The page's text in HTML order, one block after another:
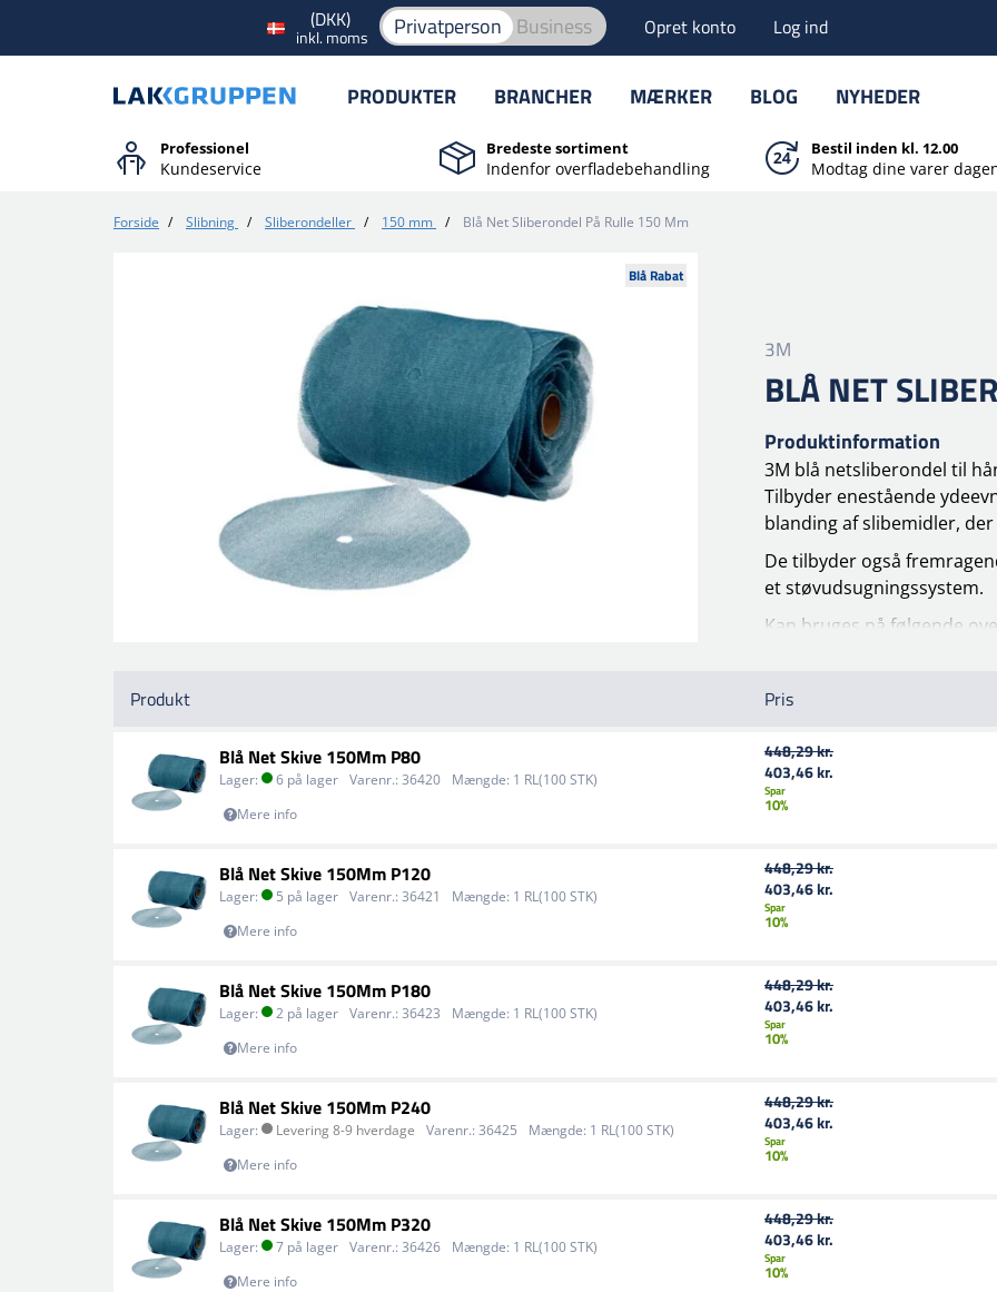
(DKK)
inkl. moms Privatperson Business Opret konto Log ind
PRODUKTER BRANCHER MÆRKER BLOG NYHEDER
Professionel
Kundeservice
Bredeste sortiment
Indenfor overfladebehandling
Bestil inden kl. 12.00
Modtag dine varer
Forside / Slibning / Sliberondeller / 150 mm / Blå Net Sliberondel På Rulle 150 Mm
Blå Rabat
3M
BLÅ NET
Produktinformation
3M blå netsliberondel til
Tilbyder enestående
blanding af slibemidler,
De tilbyder også
et støvudsugningssystem.
Kan bruges på følgende
Maling
kompositmateriale, Blødt
Produkt Pris
Blå Net Skive 150Mm P80
Lager: 6 på lager Varenr.: 36420 Mængde: 1 RL(100 STK)
Mere info
448,29 kr.
403,46 kr.
Spar
10%
Blå Net Skive 150Mm P120
Lager: 5 på lager Varenr.: 36421 Mængde: 1 RL(100 STK)
Mere info
448,29 kr.
403,46 kr.
Spar
10%
Blå Net Skive 150Mm P180
Lager: 2 på lager Varenr.: 36423 Mængde: 1 RL(100 STK)
Mere info
448,29 kr.
403,46 kr.
Spar
10%
Blå Net Skive 150Mm P240
Lager: Levering 8-9 hverdage Varenr.: 36425 Mængde: 1 RL(100 STK)
Mere info
448,29 kr.
403,46 kr.
Spar
10%
Blå Net Skive 150Mm P320
Lager: 7 på lager Varenr.: 36426 Mængde: 1 RL(100 STK)
Mere info
448,29 kr.
403,46 kr.
Spar
10%